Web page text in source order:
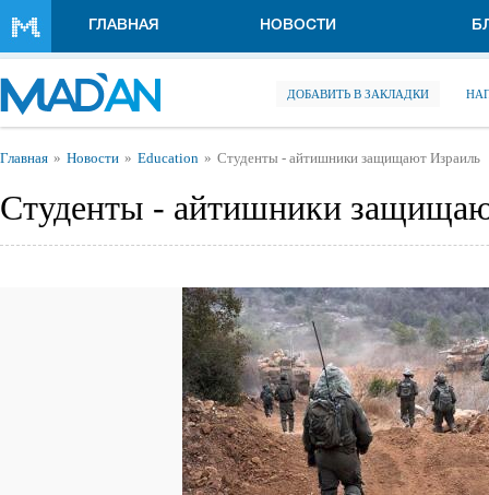
ГЛАВНАЯ НОВОСТИ
ДОБАВИТЬ В ЗАКЛАДКИ
Вы здесь
Главная Новости Education Студенты - айтишники защищают Израиль
Студенты - айтишники